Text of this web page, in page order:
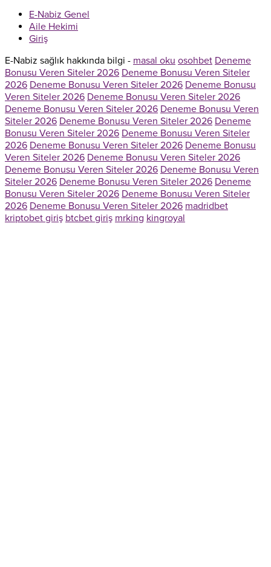
E-Nabiz Genel
Aile Hekimi
Giriş
E-Nabiz sağlık hakkında bilgi - masal oku osohbet Deneme
Bonusu Veren Siteler 2026 Deneme Bonusu Veren Siteler
2026 Deneme Bonusu Veren Siteler 2026 Deneme Bonusu
Veren Siteler 2026 Deneme Bonusu Veren Siteler 2026
Deneme Bonusu Veren Siteler 2026 Deneme Bonusu Veren
Siteler 2026 Deneme Bonusu Veren Siteler 2026 Deneme
Bonusu Veren Siteler 2026 Deneme Bonusu Veren Siteler
2026 Deneme Bonusu Veren Siteler 2026 Deneme Bonusu
Veren Siteler 2026 Deneme Bonusu Veren Siteler 2026
Deneme Bonusu Veren Siteler 2026 Deneme Bonusu Veren
Siteler 2026 Deneme Bonusu Veren Siteler 2026 Deneme
Bonusu Veren Siteler 2026 Deneme Bonusu Veren Siteler
2026 Deneme Bonusu Veren Siteler 2026 madridbet
kriptobet giriş btcbet giriş mrking kingroyal